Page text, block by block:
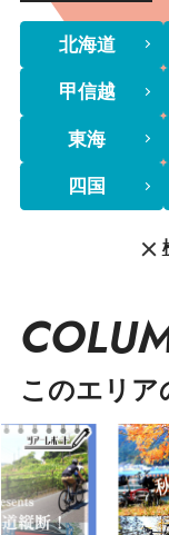
北海道
甲信越
東海
四国
このエリア